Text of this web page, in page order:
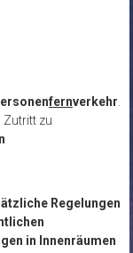
fernverkehr
zu
Regelungen
in Innenräumen